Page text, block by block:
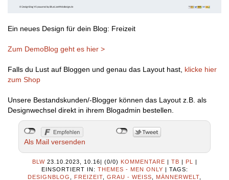
Ein neues Design für dein Blog: Freizeit
Zum DemoBlog geht es hier >
Falls du Lust auf Bloggen und genau das Layout hast, klicke hier
zum Shop
Unsere Bestandskunden/-Blogger können das Layout z.B. als
Designwechsel direkt in ihrem Blogadmin bestellen.
Als Mail versenden
BLW 23.10.2023, 10.16 (0/0) KOMMENTARE TB PL
EINSORTIERT IN: THEMES - MEN ONLY
TAGS:
DESIGNBLOG
FREIZEIT GRAU - WEISS MÄNNERWELT